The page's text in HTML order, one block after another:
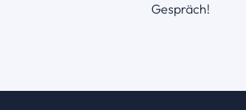
Gespräch!